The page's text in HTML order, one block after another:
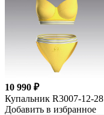
10 990 ₽
Купальник R3007-12-28
Добавить в избранное